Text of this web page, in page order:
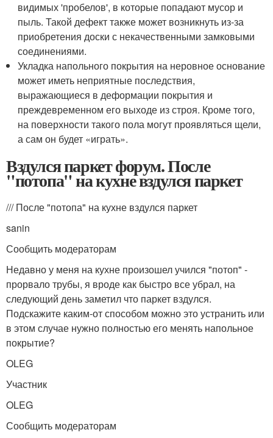
видимых 'пробелов', в которые попадают мусор и
пыль. Такой дефект также может возникнуть из-за
приобретения доски с некачественными замковыми
соединениями.
Укладка напольного покрытия на неровное основание
может иметь неприятные последствия,
выражающиеся в деформации покрытия и
преждевременном его выходе из строя. Кроме того,
на поверхности такого пола могут проявляться щели,
а сам он будет «играть».
Вздулся паркет форум. После
"потопа" на кухне вздулся паркет
/// После "потопа" на кухне вздулся паркет
sanin
Сообщить модераторам
Недавно у меня на кухне произошел учился "потоп" -
прорвало трубы, я вроде как быстро все убрал, на
следующий день заметил что паркет вздулся.
Подскажите каким-от способом можно это устранить или
в этом случае нужно полностью его менять напольное
покрытие?
OLEG
Участник
OLEG
Сообщить модераторам